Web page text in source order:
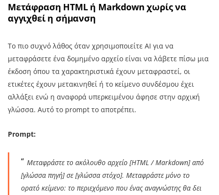
Μετάφραση HTML ή Markdown χωρίς να
αγγιχθεί η σήμανση
Το πιο συχνό λάθος όταν χρησιμοποιείτε AI για να
μεταφράσετε ένα δομημένο αρχείο είναι να λάβετε πίσω μια
έκδοση όπου τα χαρακτηριστικά έχουν μεταφραστεί, οι
ετικέτες έχουν μετακινηθεί ή το κείμενο συνδέσμου έχει
αλλάξει ενώ η αναφορά υπερκειμένου άφησε στην αρχική
γλώσσα. Αυτό το prompt το αποτρέπει.
Prompt:
Μεταφράστε το ακόλουθο αρχείο [HTML / Markdown] από
[γλώσσα πηγή] σε [γλώσσα στόχο]. Μεταφράστε μόνο το
ορατό κείμενο: το περιεχόμενο που ένας αναγνώστης θα δει